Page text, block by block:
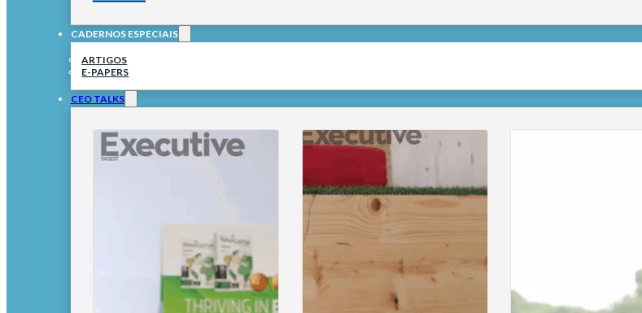
CADERNOS ESPECIAIS
ARTIGOS
E-PAPERS
CEO TALKS